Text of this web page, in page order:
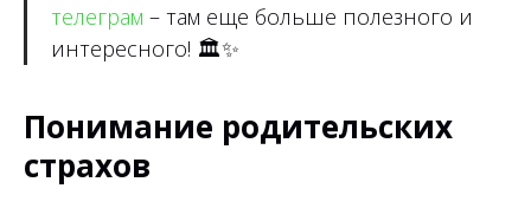
телеграм – там еще больше полезного и
интересного! 🏛✨
Понимание родительских
страхов